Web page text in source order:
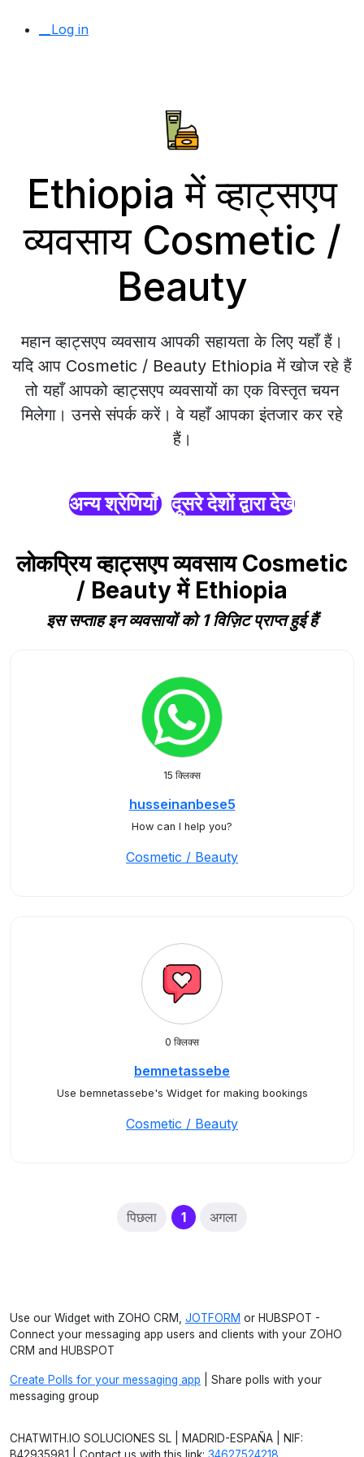
__Log in
Ethiopia में व्हाट्सएप
व्यवसाय Cosmetic /
Beauty
महान व्हाट्सएप व्यवसाय आपकी सहायता के लिए यहाँ हैं।
यदि आप Cosmetic / Beauty Ethiopia में खोज रहे हैं
तो यहाँ आपको व्हाट्सएप व्यवसायों का एक विस्तृत चयन
मिलेगा। उनसे संपर्क करें। वे यहाँ आपका इंतजार कर रहे
हैं।
अन्य श्रेणियाँ दूसरे देशों द्वारा देखें
लोकप्रिय व्हाट्सएप व्यवसाय Cosmetic
/ Beauty में Ethiopia
इस सप्ताह इन व्यवसायों को 1 विज़िट प्राप्त हुई हैं
15 क्लिक्स
husseinanbese5
How can I help you?
Cosmetic / Beauty
0 क्लिक्स
bemnetassebe
Use bemnetassebe's Widget for making bookings
Cosmetic / Beauty
पिछला 1(current)
अगला
Use our Widget with ZOHO CRM, JOTFORM or HUBSPOT -
Connect your messaging app users and clients with your ZOHO
CRM and HUBSPOT
Create Polls for your messaging app | Share polls with your
messaging group
CHATWITH.IO SOLUCIONES SL | MADRID-ESPAÑA | NIF: